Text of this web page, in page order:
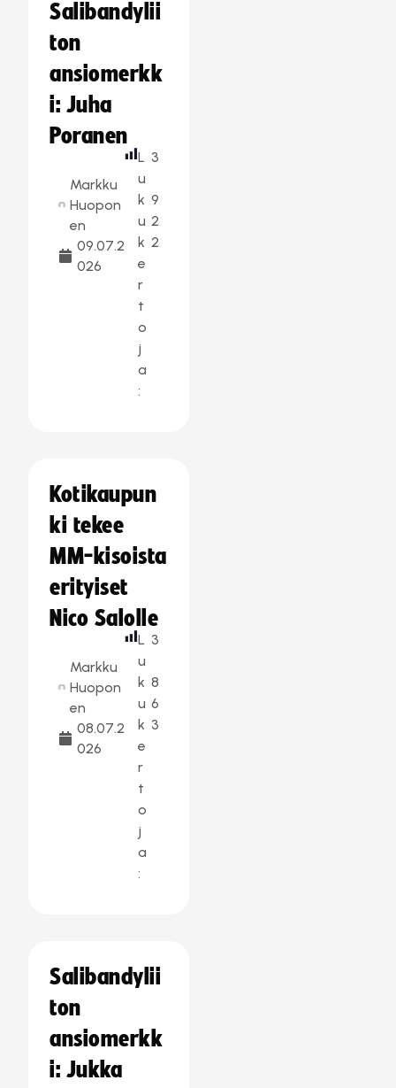
Salibandylii
ton
ansiomerkk
i: Juha
Poranen
Markku
Huopon
en
09.07.2
026
L
u
k
u
k
e
r
t
o
j
a
:
3
9
2
2
Kotikaupun
ki tekee
MM-kisoista
erityiset
Nico Salolle
Markku
Huopon
en
08.07.2
026
L
u
k
u
k
e
r
t
o
j
a
:
3
8
6
3
Salibandylii
ton
ansiomerkk
i: Jukka